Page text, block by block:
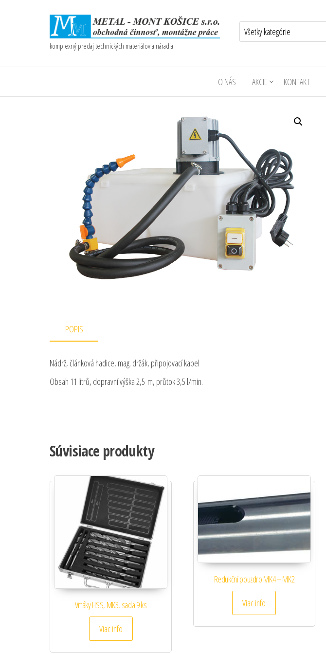
komplexný predaj technických materiálov a náradia
O NÁS AKCIE KONTAKT
POPIS
Nádrž, článková hadice, mag. držák, připojovací kabel
Obsah 11 litrů, dopravní výška 2,5 m, průtok 3,5 l/min.
Súvisiace produkty
Vrtáky HSS, MK3, sada 9 ks
Viac info
Redukční pouzdro MK4 – MK2
Viac info